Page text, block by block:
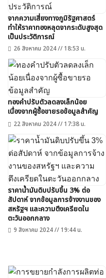
จากความเสี่ยงทางภูมิรัฐศาสตร์
ทำให้ราคาทองหลุดจากระดับสูงสุด
เป็นประวัติการณ์
26 สิงหาคม 2024 // 18:53 น.
ทองคำปรับตัวลดลงเล็กน้อย
เนื่องจากผู้ซื้อขายรอข้อมูลสำคัญ
22 สิงหาคม 2024 // 17:38 น.
ราคาน้ำมันดิบปรับขึ้น 3% ต่อ
สัปดาห์ จากข้อมูลการจ้างงานของ
สหรัฐฯ และความตึงเครียดใน
ตะวันออกกลาง
9 สิงหาคม 2024 // 19:44 น.